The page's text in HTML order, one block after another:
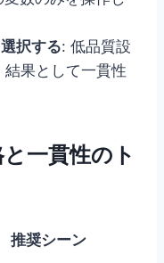
択する: 低品質設
果として一貫性
一貫性のト
推奨シーン